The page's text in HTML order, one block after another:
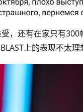
，还有在家只有
上的表现不太